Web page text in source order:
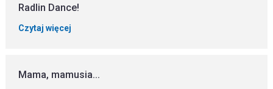
Radlin Dance!
Czytaj więcej
Mama, mamusia...